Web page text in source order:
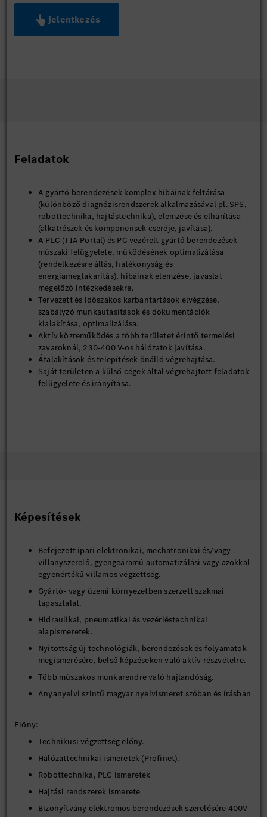
Jelentkezés
Feladatok
A gyártó berendezések komplex hibáinak feltárása
(különböző diagnózisrendszerek alkalmazásával pl. SPS,
robottechnika, hajtástechnika), elemzése és elhárítása
(alkatrészek és komponensek cseréje, javítása).
A PLC (TIA Portal) és PC vezérelt gyártó berendezések
műszaki felügyelete, működésének optimalizálása
(rendelkezésre állás, hatékonyság és
energiamegtakarítás), hibáinak elemzése, javaslat
megelőző intézkedésekre.
Tervezett és időszakos karbantartások elvégzése,
szabályzó munkautasítások és dokumentációk
kialakítása, optimalizálása.
Aktív közreműködés a több területet érintő termelési
zavaroknál, 230-400 V-os hálózatok javítása.
Átalakítások és telepítések önálló végrehajtása.
Saját területen a külső cégek által végrehajtott feladatok
felügyelete és irányítása.
Képesítések
Befejezett ipari elektronikai, mechatronikai és/vagy
villanyszerelő, gyengeáramú automatizálási vagy azokkal
egyenértékű villamos végzettség.
Gyártó‑ vagy üzemi környezetben szerzett szakmai
tapasztalat.
Hidraulikai, pneumatikai és vezérléstechnikai
alapismeretek.
Nyitottság új technológiák, berendezések és folyamatok
megismerésére, belső képzéseken való aktív részvételre.
Több műszakos munkarendre való hajlandóság.
Anyanyelvi szintű magyar nyelvismeret szóban és írásban
Előny:
Technikusi végzettség előny.
Hálózattechnikai ismeretek (Profinet).
Robottechnika, PLC ismeretek
Hajtási rendszerek ismerete
Bizonyítvány elektromos berendezések szerelésére 400V-